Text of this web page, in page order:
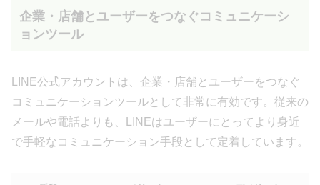
企業・店舗とユーザーをつなぐコミュニケーシ
ョンツール
LINE公式アカウントは、企業・店舗とユーザーをつなぐ
コミュニケーションツールとして非常に有効です。従来の
メールや電話よりも、LINEはユーザーにとってより身近
で手軽なコミュニケーション手段として定着しています。